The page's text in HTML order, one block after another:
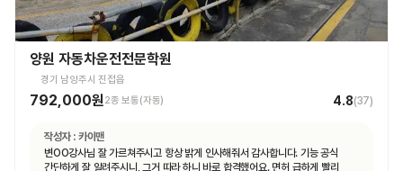
양원 자동차운전전문학원
경기 남양주시 진접읍
792,000원 2종 보통(자동) 4.8(37)
작성자 : 카이맨
변OO강사님 잘 가르쳐주시고 항상 밝게 인사해줘서 감사합니다. 기능 공식
간단하게 잘 알려주시니, 그거 따라 하니 바로 합격했어요. 면허 급하게 빨리